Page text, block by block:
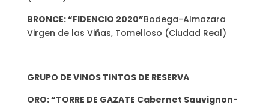
BRONCE: “FIDENCIO 2020”Bodega-Almazara
Virgen de las Viñas, Tomelloso (Ciudad Real)
GRUPO DE VINOS TINTOS DE RESERVA
ORO: “TORRE DE GAZATE Cabernet Sauvignon-